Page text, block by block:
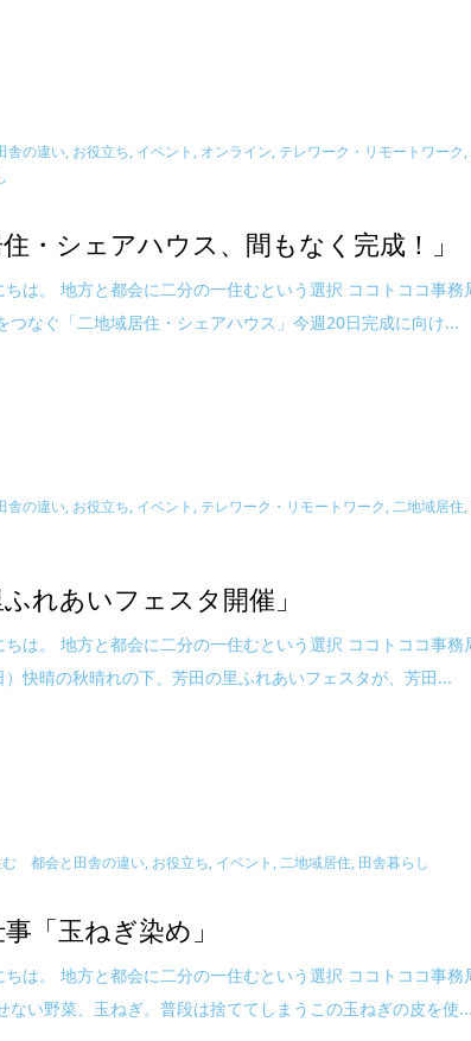
舎の違い, お役立ち, イベント , オンライン, テレワーク・リモートワーク,
住・シェアハウス、間もなく完成！」
は。 地方と都会に二分の一住むという選択 ココトココ事務
つなぐ「二地域居住・シェアハウス」今週20日完成に向け...
舎の違い, お役立ち, イベント, テレワーク・リモートワーク,二地域居住,
ふれあいフェスタ開催」
は。 地方と都会に二分の一住むという選択 ココトココ事務
快晴の秋晴れの下、芳田の里ふれあいフェスタが、芳田...
む 都会と田舎の違い, お役立ち, イベント ,二地域居住, 田舎暮らし
「玉ねぎ染め」
は。 地方と都会に二分の一住むという選択 ココトココ事務
ない野菜、玉ねぎ。普段は捨ててしまうこの玉ねぎの皮を使...